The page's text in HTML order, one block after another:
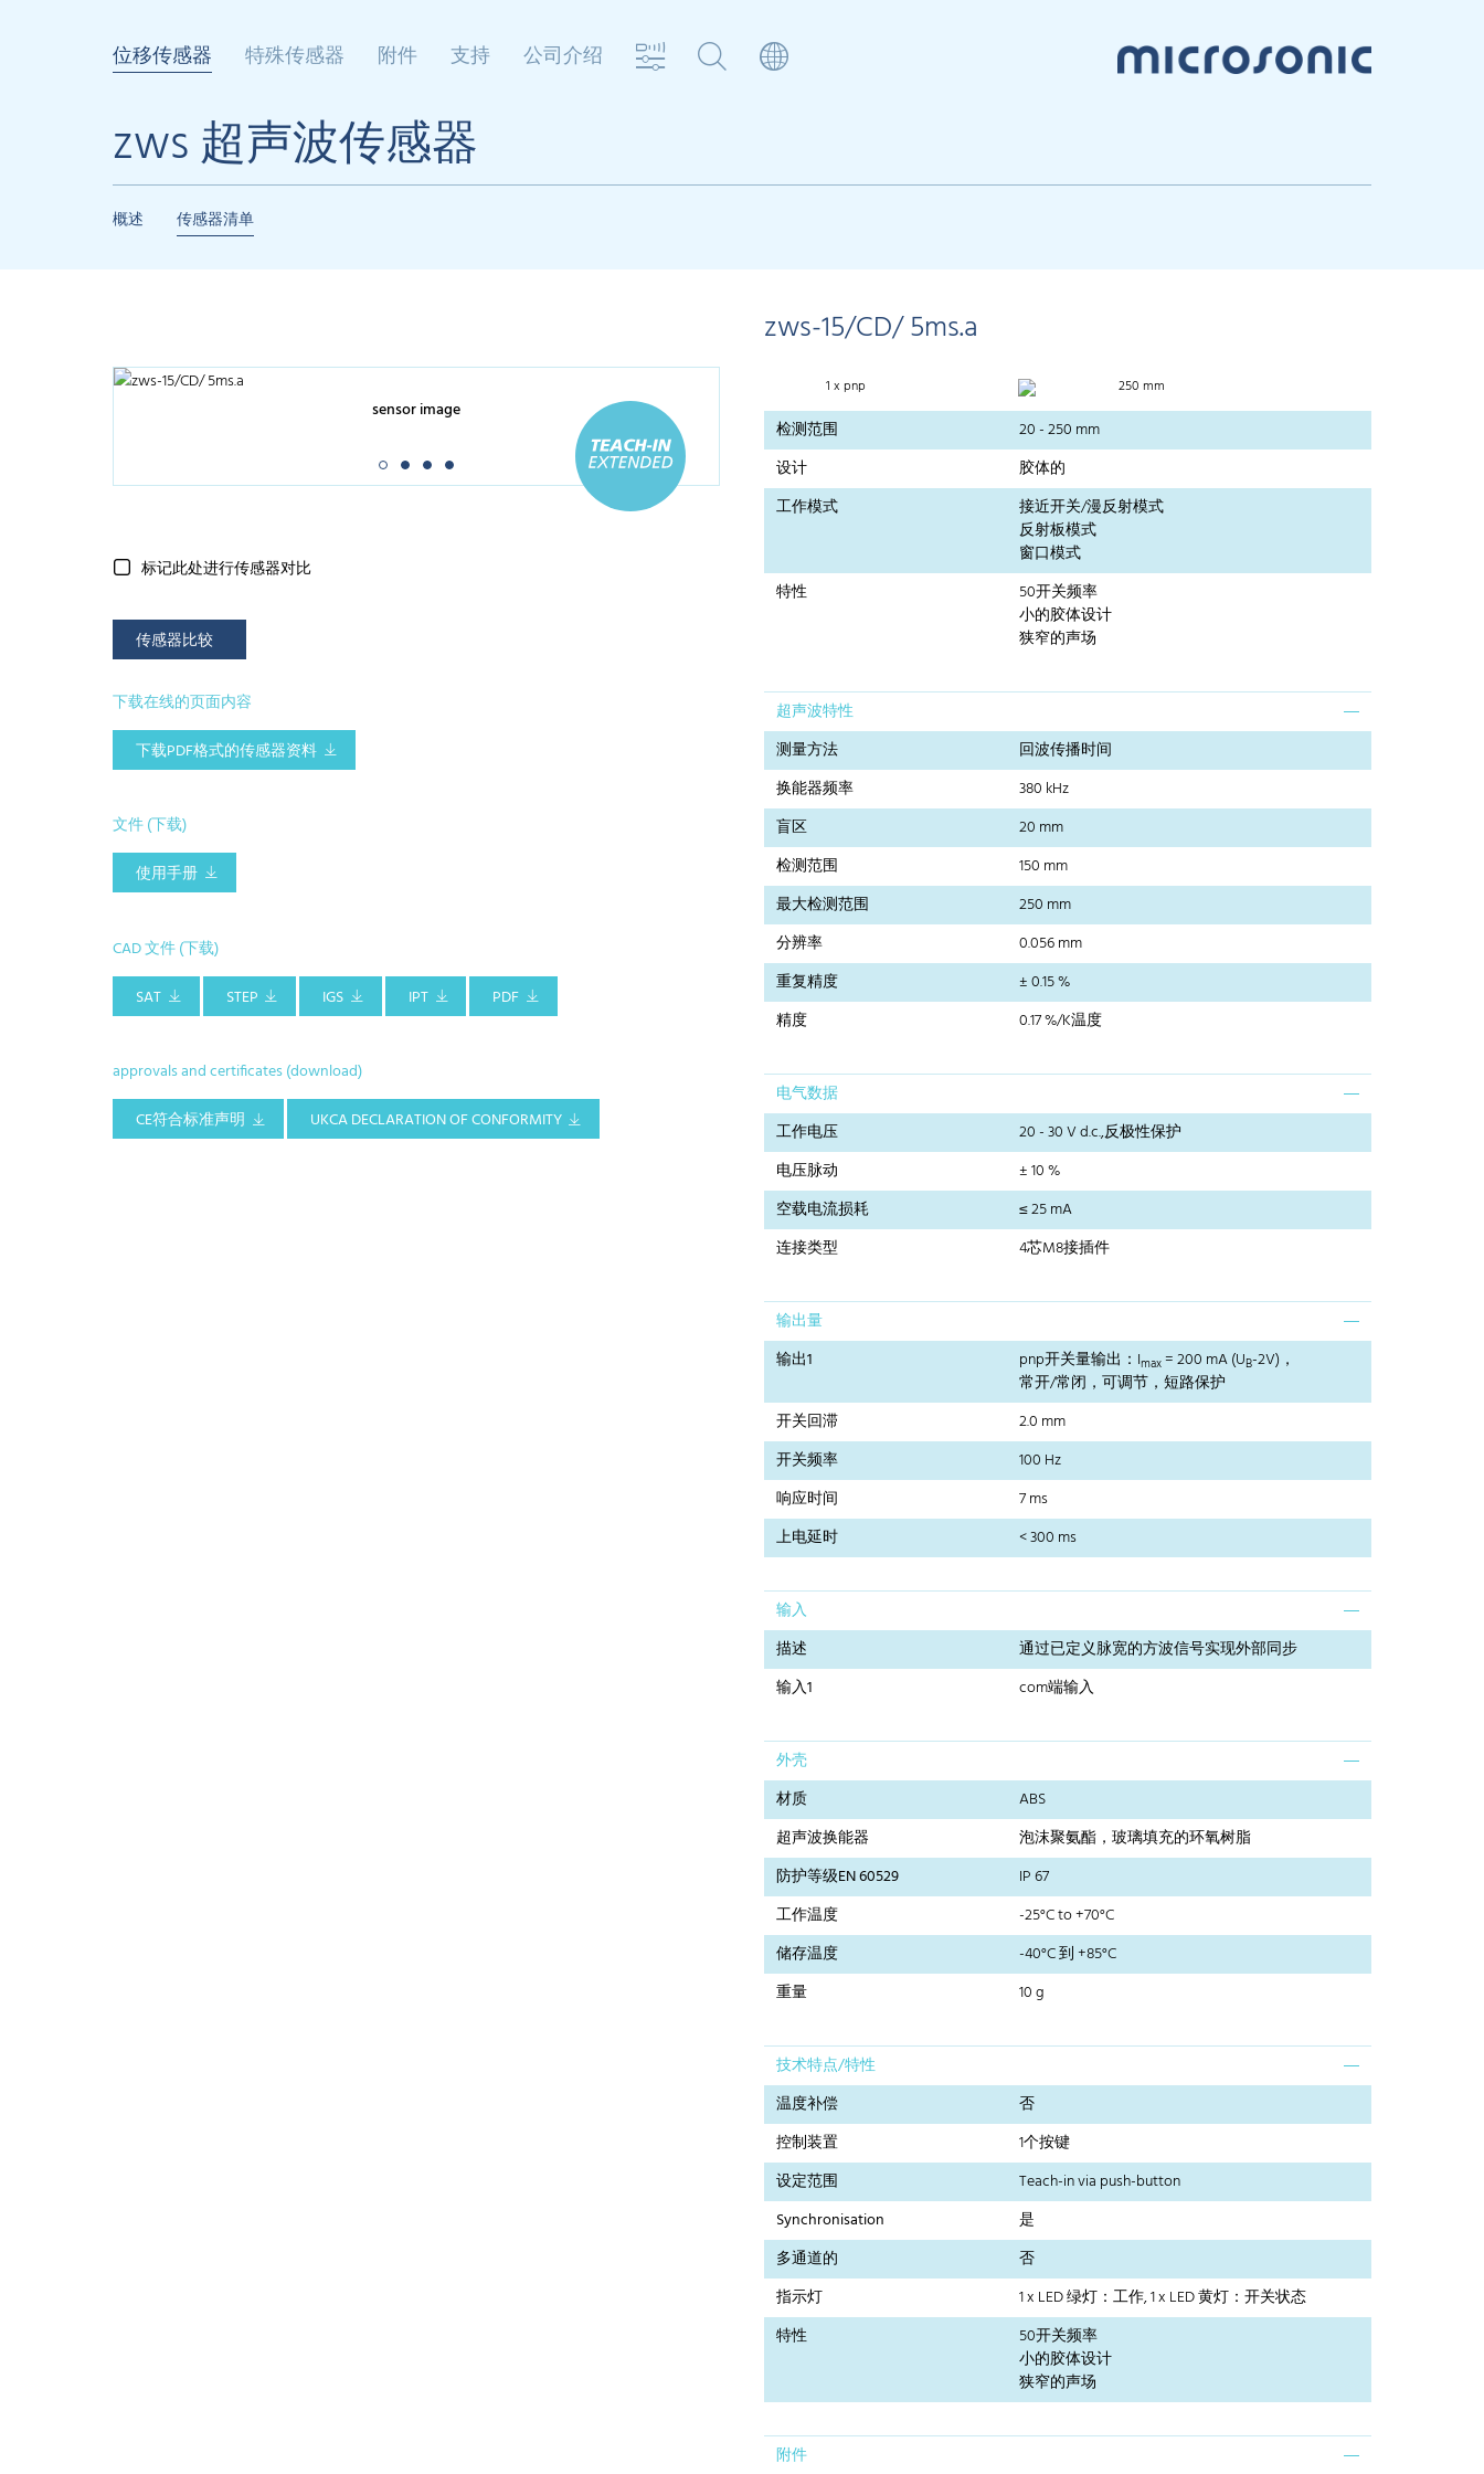
位移传感器 特殊传感器 附件 支持 公司介绍
zws 超声波传感器
概述 传感器清单
zws-15/CD/ 5ms.a
sensor image
标记此处进行传感器对比
传感器比较
下载在线的页面内容
下载PDF格式的传感器资料
文件 (下载)
使用手册
CAD 文件 (下载)
SAT
STEP IGS IPT PDF
approvals and certificates (download)
CE符合标准声明
UKCA DECLARATION OF CONFORMITY
1 x pnp 250 mm
检测范围
20 - 250 mm
设计
胶体的
工作模式
接近开关/漫反射模式
反射板模式
窗口模式
特性
50开关频率
小的胶体设计
狭窄的声场
超声波特性
测量方法
回波传播时间
换能器频率
380 kHz
盲区
20 mm
检测范围
150 mm
最大检测范围
250 mm
分辨率
0.056 mm
重复精度
± 0.15 %
精度
0.17 %/K温度
电气数据
工作电压
20 - 30 V d.c.,反极性保护
电压脉动
± 10 %
空载电流损耗
≤ 25 mA
连接类型
4芯M8接插件
输出量
输出1
pnp开关量输出：Imax= 200 mA (UB-2V)，
常开/常闭，可调节，短路保护
开关回滞
2.0 mm
开关频率
100 Hz
响应时间
7 ms
上电延时
< 300 ms
输入
描述
通过已定义脉宽的方波信号实现外部同步
输入1
com端输入
外壳
材质
ABS
超声波换能器
泡沫聚氨酯，玻璃填充的环氧树脂
防护等级EN 60529
IP 67
工作温度
-25°C to +70°C
储存温度
-40°C 到 +85°C
重量
10 g
技术特点/特性
温度补偿
否
控制装置
1个按键
设定范围
Teach-in via push-button
Synchronisation
是
多通道的
否
指示灯
1 x LED 绿灯：工作, 1 x LED 黄灯：开关状态
特性
50开关频率
小的胶体设计
狭窄的声场
附件